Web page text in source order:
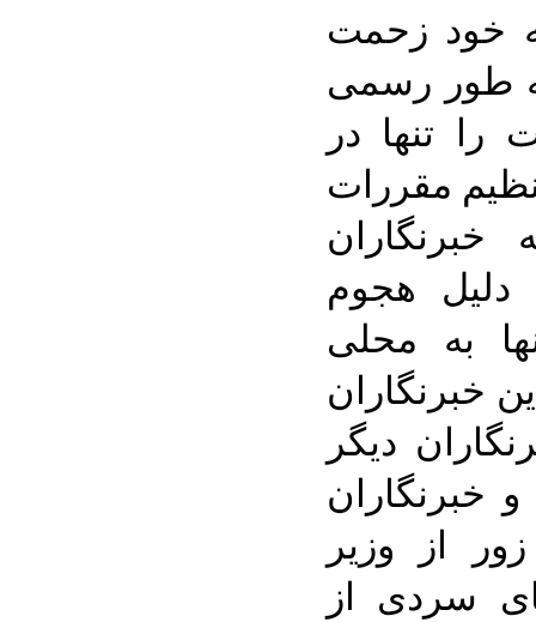
خود زحمت
به طور رسمی
را تنها در
تنظیم مقررات
خبرنگاران
دلیل هجوم
به محلی
خبرنگاران
دیگر
خبرنگاران
از وزیر
سردی از